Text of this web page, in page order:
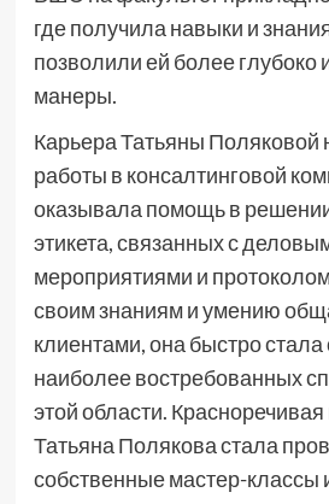
где получила навыки и
позволили ей более глубоко
манеры.
Карьера Татьяны Поляковой
работы в консалтинговой
оказывала помощь в
этикета, связанных с
мероприятиями и
своим знаниям и умению
клиентами, она быстро
наиболее востребованных
этой области.
Татьяна Полякова стала
собственные мастер-классы